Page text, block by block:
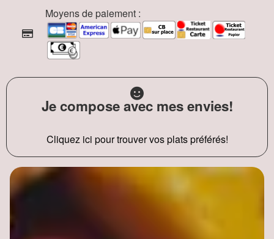
Moyens de paiement :
Je compose avec mes envies!
Cliquez ici pour trouver vos plats préférés!